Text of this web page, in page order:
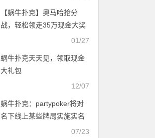
【蜗牛扑克】奥马哈抢分
战，轻松领走35万现金大奖
01/27
蜗牛扑克天天见，领取现金
大礼包
12/07
蜗牛扑克：partypoker将对
名下线上某些牌局实施实名
07/23